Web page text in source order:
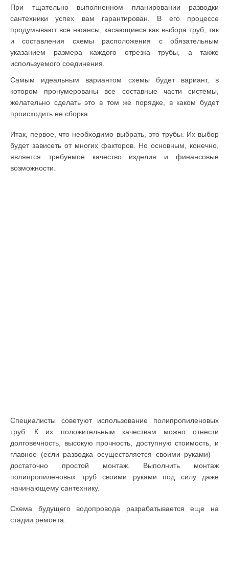
При тщательно выполненном планировании разводки
сантехники успех вам гарантирован. В его процессе
продумывают все нюансы, касающиеся как выбора труб, так
и составления схемы расположения с обязательным
указанием размера каждого отрезка трубы, а также
используемого соединения.
Самым идеальным вариантом схемы будет вариант, в
котором пронумерованы все составные части системы,
желательно сделать это в том же порядке, в каком будет
происходить ее сборка.
Итак, первое, что необходимо выбрать, это трубы. Их выбор
будет зависеть от многих факторов. Но основным, конечно,
является требуемое качество изделия и финансовые
возможности.
Специалисты советуют использование полипропиленовых
труб. К их положительным качествам можно отнести
долговечность, высокую прочность, доступную стоимость, и
главное (если разводка осуществляется своими руками) –
достаточно простой монтаж. Выполнить монтаж
полипропиленовых труб своими руками под силу даже
начинающему сантехнику.
Схема будущего водопровода разрабатывается еще на
стадии ремонта.